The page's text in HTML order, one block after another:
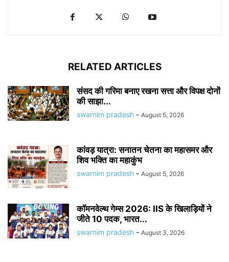
RELATED ARTICLES
संसद की गरिमा बनाए रखना सत्ता और विपक्ष दोनों
की साझा...
swarnim pradesh - August 5, 2026
कांवड़ यात्रा: सनातन चेतना का महासमर और
शिव भक्ति का महाकुंभ
swarnim pradesh - August 5, 2026
कॉमनवेल्थ गेम्स 2026: IIS के खिलाड़ियों ने
जीते 10 पदक, भारत...
swarnim pradesh - August 3, 2026